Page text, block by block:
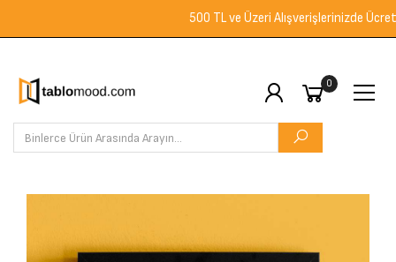
500 TL ve Üzeri Alışverişlerinizde Ücretsiz
0